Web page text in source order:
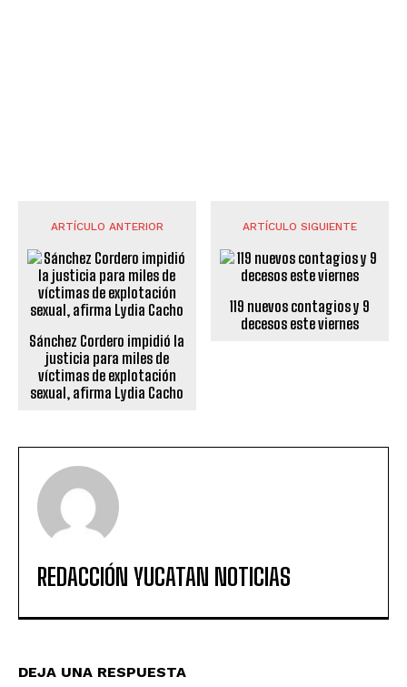
ARTÍCULO ANTERIOR
Sánchez Cordero impidió la
justicia para miles de
víctimas de explotación
sexual, afirma Lydia Cacho
ARTÍCULO SIGUIENTE
119 nuevos contagios y 9
decesos este viernes
REDACCIÓN YUCATAN NOTICIAS
DEJA UNA RESPUESTA